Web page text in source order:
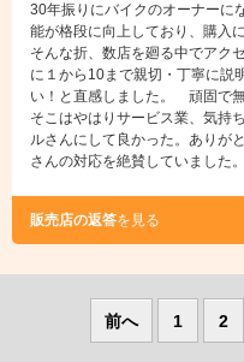
30年振りにバイクのオーナーに
能が格段に向上しており、購入
そんな折、数店を廻る中でアク
に１から10まで親切・丁寧に説
い！と直感しました。 頑固で
そこはやはりサービス業、気持
ルさんにして良かった。ありが
さんの対応を絶賛していました。
販売店の返答を見る
前へ 1 2